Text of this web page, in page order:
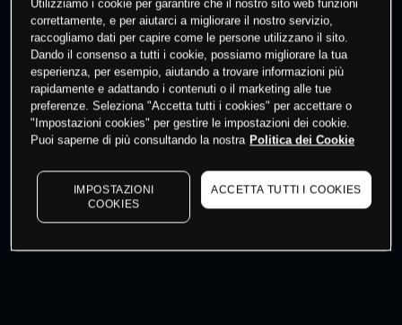
questo prodotto
Fai trading
I prezzi sono solo indicativi. Accediper vedere gli ultimi
dati di mercato
to see latest market data
Utilizziamo i cookie per garantire che il nostro sito web funzioni
correttamente, e per aiutarci a migliorare il nostro servizio,
raccogliamo dati per capire come le persone utilizzano il sito.
Dando il consenso a tutti i cookie, possiamo migliorare la tua
esperienza, per esempio, aiutando a trovare informazioni più
rapidamente e adattando i contenuti o il marketing alle tue
preferenze. Seleziona "Accetta tutti i cookies" per accettare o
"Impostazioni cookies" per gestire le impostazioni dei cookie.
Puoi saperne di più consultando la nostra Politica dei Cookie
IMPOSTAZIONI
COOKIES
ACCETTA TUTTI I COOKIES